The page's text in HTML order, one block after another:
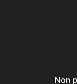
Non